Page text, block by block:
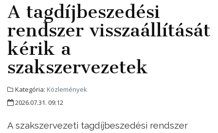
A tagdíjbeszedési
rendszer visszaállítását
kérik a
szakszervezetek
Kategória: Közlemények
2026.07.31. 09:12
A szakszervezeti tagdíjbeszedési rendszer